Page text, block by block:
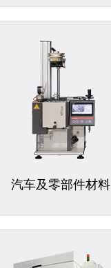
汽车及零部件材料